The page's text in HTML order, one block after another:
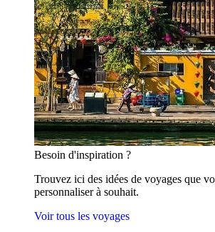
Besoin d'inspiration ?
Trouvez ici des idées de voyages que
personnaliser à souhait.
Voir tous les voyages